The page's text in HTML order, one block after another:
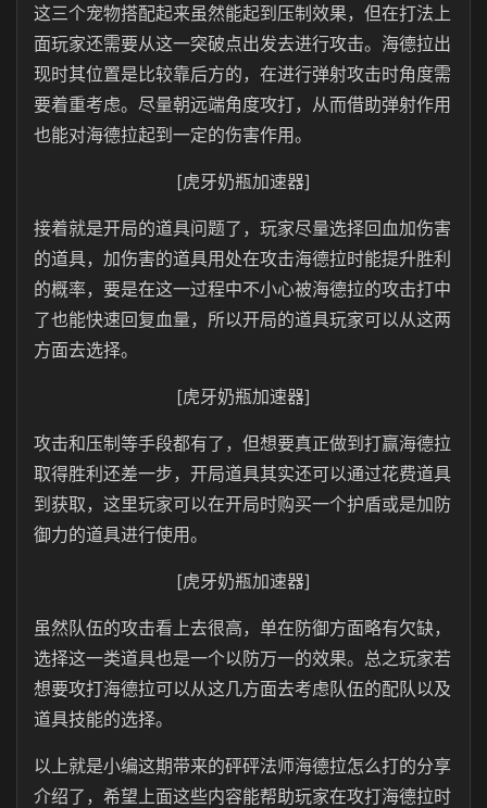
这三个宠物搭配起来虽然能起到压制效果，但在打法上
面玩家还需要从这一突破点出发去进行攻击。海德拉出
现时其位置是比较靠后方的，在进行弹射攻击时角度需
要着重考虑。尽量朝远端角度攻打，从而借助弹射作用
也能对海德拉起到一定的伤害作用。
[虎牙奶瓶加速器]
接着就是开局的道具问题了，玩家尽量选择回血加伤害
的道具，加伤害的道具用处在攻击海德拉时能提升胜利
的概率，要是在这一过程中不小心被海德拉的攻击打中
了也能快速回复血量，所以开局的道具玩家可以从这两
方面去选择。
[虎牙奶瓶加速器]
攻击和压制等手段都有了，但想要真正做到打赢海德拉
取得胜利还差一步，开局道具其实还可以通过花费道具
到获取，这里玩家可以在开局时购买一个护盾或是加防
御力的道具进行使用。
[虎牙奶瓶加速器]
虽然队伍的攻击看上去很高，单在防御方面略有欠缺，
选择这一类道具也是一个以防万一的效果。总之玩家若
想要攻打海德拉可以从这几方面去考虑队伍的配队以及
道具技能的选择。
以上就是小编这期带来的砰砰法师海德拉怎么打的分享
介绍了，希望上面这些内容能帮助玩家在攻打海德拉时